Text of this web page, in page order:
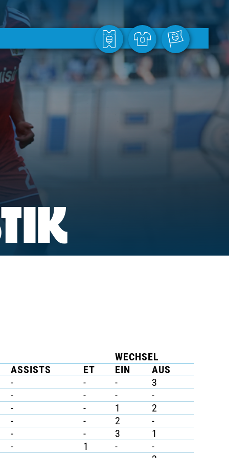
WECHSEL
ASSISTS
ET EIN
AUS
-
- -
3
-
- -
-
-
- 1
2
-
- 2
-
-
- 3
1
-
1 -
-